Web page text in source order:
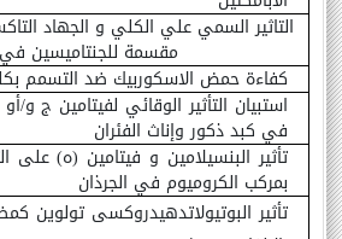
التاثير السمي علي الكلي و الجهاد
مقسمة للجنتاميسين في
كفاءة حمض الاسكوربيك ضد التسمم
استبيان التأثير الوقائي لفيتامين ج
في كبد ذكور وإناث الفئران
تأثير البنسيلامين و فيتامين (ه)
بمركب الكروميوم في الجرذان
تأثير البوتيولاتدهيدروكسى تولوين